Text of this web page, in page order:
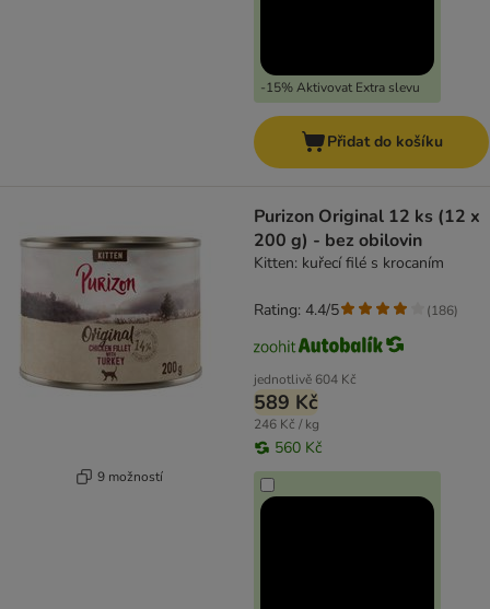
-15% Aktivovat Extra slevu
Přidat do košíku
9 možností
Purizon Original 12 ks (12 x
200 g) - bez obilovin
Kitten: kuřecí filé s krocaním
jednotlivě 604 Kč
589 Kč
246 Kč / kg
560 Kč
Rating: 4.4/5 (186)